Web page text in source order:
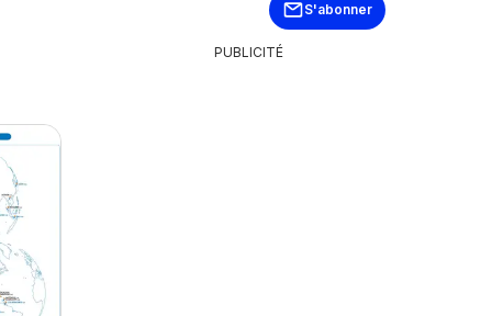
S'abonner
PUBLICITÉ